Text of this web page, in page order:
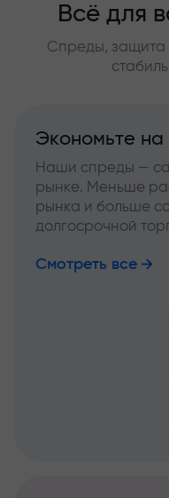
Всё для
Спреды, защита
Экономьте
Наши спреды —
рынке. Меньше
рынка и больше
долгосрочной
Смотреть все